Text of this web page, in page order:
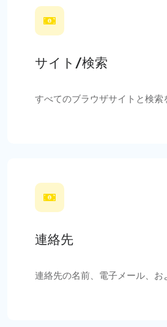
サイト/検索
すべてのブラウザサイトと検索
連絡先
連絡先の名前、電子メール、お